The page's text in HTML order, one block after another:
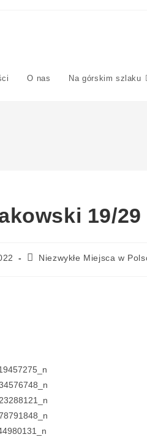
O nas Na górskim szlaku
19/29
Niezwykłe Miejsca w